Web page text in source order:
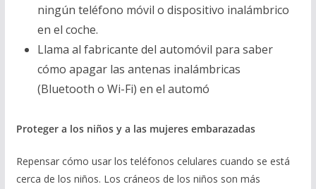
ningún teléfono móvil o dispositivo inalámbrico
en el coche.
Llama al fabricante del automóvil para saber
cómo apagar las antenas inalámbricas
(Bluetooth o Wi-Fi) en el automó
Proteger a los niños y a las mujeres embarazadas
Repensar cómo usar los teléfonos celulares cuando se está
cerca de los niños. Los cráneos de los niños son más